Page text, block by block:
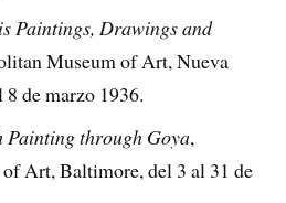
Paintings, Drawings and
Museum of Art, Nueva
de marzo 1936.
Painting through Goya,
Art, Baltimore, del 3 al 31 de